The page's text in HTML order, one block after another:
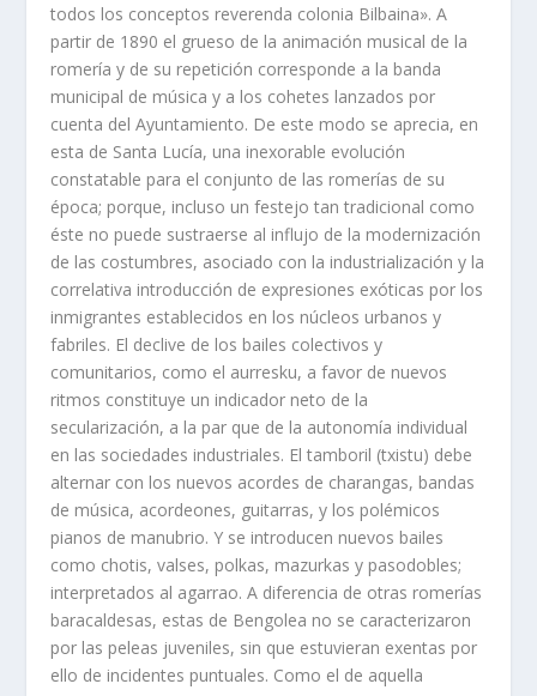
todos los conceptos reverenda colonia Bilbaina». A
partir de 1890 el grueso de la animación musical de la
romerí­a y de su repetición corresponde a la banda
municipal de música y a los cohetes lanzados por
cuenta del Ayuntamiento. De este modo se aprecia, en
esta de Santa Lucí­a, una inexorable evolución
constatable para el conjunto de las romerí­as de su
época; porque, incluso un festejo tan tradicional como
éste no puede sustraerse al influjo de la modernización
de las costumbres, asociado con la industrialización y la
correlativa introducción de expresiones exóticas por los
inmigrantes establecidos en los núcleos urbanos y
fabriles. El declive de los bailes colectivos y
comunitarios, como el aurresku, a favor de nuevos
ritmos constituye un indicador neto de la
secularización, a la par que de la autonomí­a individual
en las sociedades industriales. El tamboril (txistu) debe
alternar con los nuevos acordes de charangas, bandas
de música, acordeones, guitarras, y los polémicos
pianos de manubrio. Y se introducen nuevos bailes
como chotis, valses, polkas, mazurkas y pasodobles;
interpretados al agarrao. A diferencia de otras romerí­as
baracaldesas, estas de Bengolea no se caracterizaron
por las peleas juveniles, sin que estuvieran exentas por
ello de incidentes puntuales. Como el de aquella